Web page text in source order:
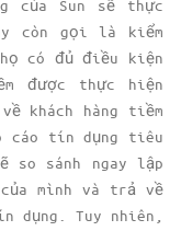
của Sun sẽ thực
còn gọi là kiểm
có đủ điều kiện
được thực hiện
khách hàng tiềm
cáo tín dụng tiêu
so sánh ngay lập
mình và trả về
dụng. Tuy nhiên,